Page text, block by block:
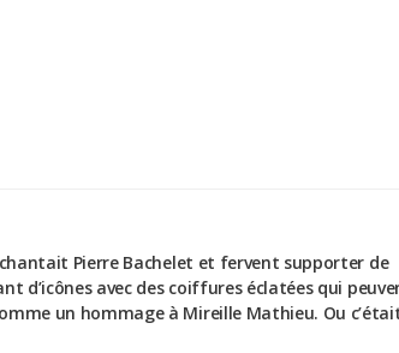
Pierre Bachelet et fervent supporter de
d’icônes avec des coiffures éclatées qui
un hommage à Mireille Mathieu. Ou